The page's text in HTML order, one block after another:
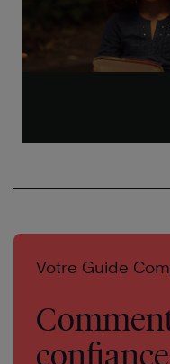
Votre Guide